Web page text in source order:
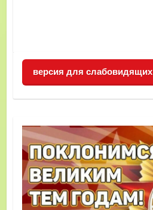
версия для слабовидящих